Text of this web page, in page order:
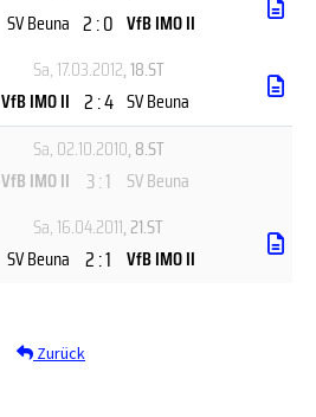
SV Beuna 2 : 0 VfB IMO II
Sa, 17.03.2012, 18.ST
VfB IMO II 2 : 4 SV Beuna
Sa, 02.10.2010, 8.ST
VfB IMO II
3 : 1 SV Beuna
Sa, 16.04.2011, 21.ST
SV Beuna 2 : 1 VfB IMO II
Zurück